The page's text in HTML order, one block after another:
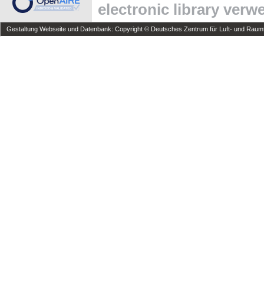
electronic library
Gestaltung Webseite und Datenbank: Copyright © Deutsches Zentrum für Luft- und